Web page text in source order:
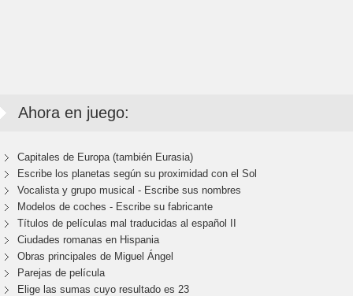
Ahora en juego:
Capitales de Europa (también Eurasia)
Escribe los planetas según su proximidad con el Sol
Vocalista y grupo musical - Escribe sus nombres
Modelos de coches - Escribe su fabricante
Títulos de películas mal traducidas al español II
Ciudades romanas en Hispania
Obras principales de Miguel Ángel
Parejas de película
Elige las sumas cuyo resultado es 23